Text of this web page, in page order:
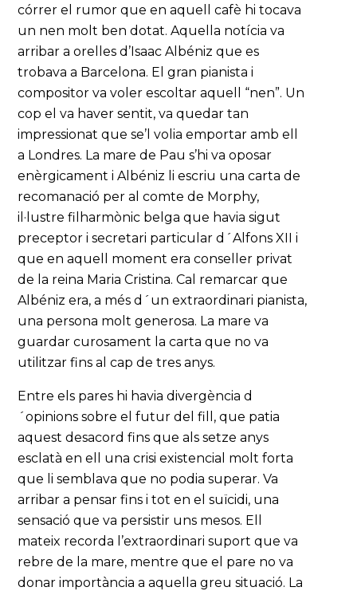
córrer el rumor que en aquell cafè hi tocava
un nen molt ben dotat. Aquella notícia va
arribar a orelles d’Isaac Albéniz que es
trobava a Barcelona. El gran pianista i
compositor va voler escoltar aquell “nen”. Un
cop el va haver sentit, va quedar tan
impressionat que se’l volia emportar amb ell
a Londres. La mare de Pau s’hi va oposar
enèrgicament i Albéniz li escriu una carta de
recomanació per al comte de Morphy,
il·lustre filharmònic belga que havia sigut
preceptor i secretari particular d´Alfons XII i
que en aquell moment era conseller privat
de la reina Maria Cristina. Cal remarcar que
Albéniz era, a més d´un extraordinari pianista,
una persona molt generosa. La mare va
guardar curosament la carta que no va
utilitzar fins al cap de tres anys.
Entre els pares hi havia divergència d
´opinions sobre el futur del fill, que patia
aquest desacord fins que als setze anys
esclatà en ell una crisi existencial molt forta
que li semblava que no podia superar. Va
arribar a pensar fins i tot en el suïcidi, una
sensació que va persistir uns mesos. Ell
mateix recorda l’extraordinari suport que va
rebre de la mare, mentre que el pare no va
donar importància a aquella greu situació. La